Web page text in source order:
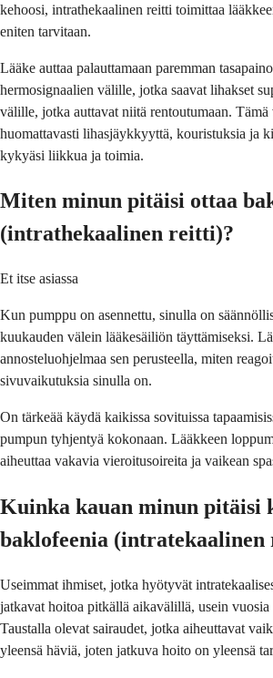
kehoosi, intrathekaalinen reitti toimittaa
eniten tarvitaan.
Lääke auttaa palauttamaan paremman
hermosignaalien välille, jotka saavat lihakset
välille, jotka auttavat niitä rentoutumaan. Tämä
huomattavasti lihasjäykkyyttä, kouristuksia ja
kykyäsi liikkua ja toimia.
Miten minun pitäisi ottaa
(intrathekaalinen reitti)?
Et itse asiassa
Kun pumppu on asennettu, sinulla on
kuukauden välein lääkesäiliön täyttämiseksi.
annosteluohjelmaa sen perusteella, miten
sivuvaikutuksia sinulla on.
On tärkeää käydä kaikissa sovituissa
pumpun tyhjentyä kokonaan. Lääkkeen
aiheuttaa vakavia vieroitusoireita ja vaikean
Kuinka kauan minun pitäisi
baklofeenia
Useimmat ihmiset, jotka hyötyvät
jatkavat hoitoa pitkällä aikavälillä, usein
Taustalla olevat sairaudet, jotka aiheuttavat
yleensä häviä, joten jatkuva hoito on yleensä